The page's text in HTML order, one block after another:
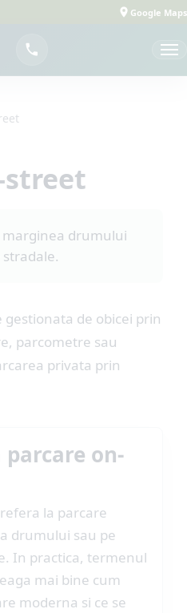
Google Maps
street
marginea drumului
de obicei prin
parcometre sau
privata prin
parcare on-
la parcare
drumului sau pe
In practica, termenul
mai bine cum
moderna si ce se